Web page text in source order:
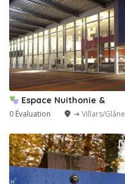
Espace Nuithonie &
0 Évaluation ➔ Villars/Glâne